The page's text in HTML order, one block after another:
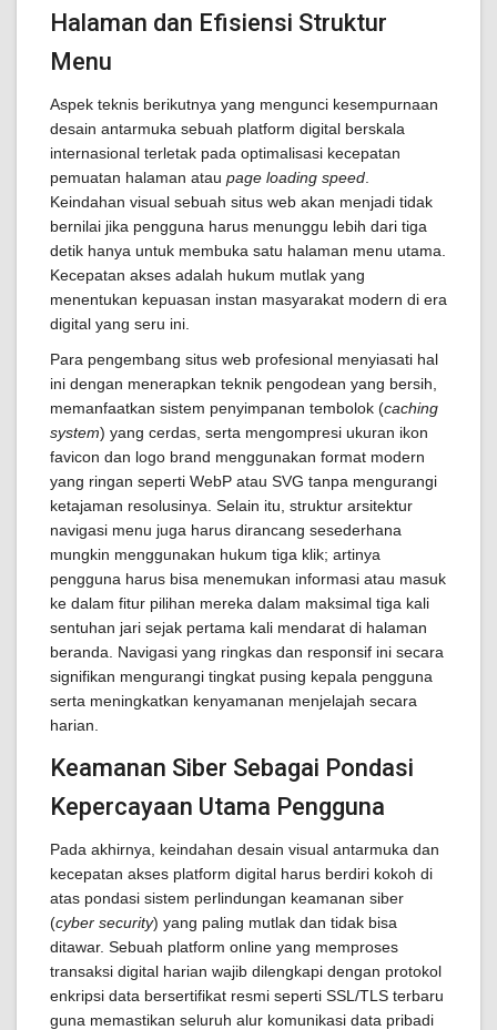
Halaman dan Efisiensi Struktur
Menu
Aspek teknis berikutnya yang mengunci kesempurnaan
desain antarmuka sebuah platform digital berskala
internasional terletak pada optimalisasi kecepatan
pemuatan halaman atau page loading speed
Keindahan visual sebuah situs web akan menjadi tidak
bernilai jika pengguna harus menunggu lebih dari tiga
detik hanya untuk membuka satu halaman menu utama.
Kecepatan akses adalah hukum mutlak yang
menentukan kepuasan instan masyarakat modern di era
digital yang seru ini.
Para pengembang situs web profesional menyiasati hal
ini dengan menerapkan teknik pengodean yang bersih,
memanfaatkan sistem penyimpanan tembolok (caching
system) yang cerdas, serta mengompresi ukuran ikon
favicon dan logo brand menggunakan format modern
yang ringan seperti WebP atau SVG tanpa mengurangi
ketajaman resolusinya. Selain itu, struktur arsitektur
navigasi menu juga harus dirancang sesederhana
mungkin menggunakan hukum tiga klik; artinya
pengguna harus bisa menemukan informasi atau masuk
ke dalam fitur pilihan mereka dalam maksimal tiga kali
sentuhan jari sejak pertama kali mendarat di halaman
beranda. Navigasi yang ringkas dan responsif ini secara
signifikan mengurangi tingkat pusing kepala pengguna
serta meningkatkan kenyamanan menjelajah secara
harian.
Keamanan Siber Sebagai Pondasi
Kepercayaan Utama Pengguna
Pada akhirnya, keindahan desain visual antarmuka dan
kecepatan akses platform digital harus berdiri kokoh di
atas pondasi sistem perlindungan keamanan siber
(cyber security) yang paling mutlak dan tidak bisa
ditawar. Sebuah platform online yang memproses
transaksi digital harian wajib dilengkapi dengan protokol
enkripsi data bersertifikat resmi seperti SSL/TLS terbaru
guna memastikan seluruh alur komunikasi data pribadi